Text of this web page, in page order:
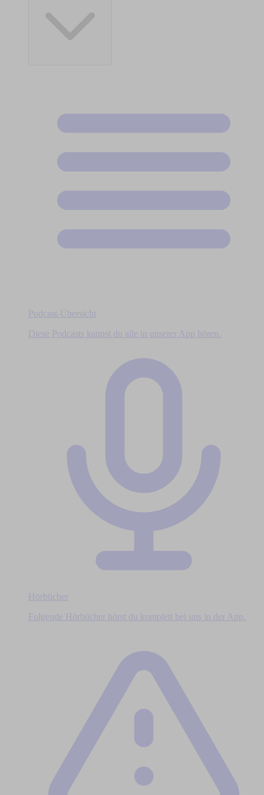
Podcast-Übersicht
Diese Podcasts kannst du alle in unserer App hören.
Hörbücher
Folgende Hörbücher hörst du komplett bei uns in der App.